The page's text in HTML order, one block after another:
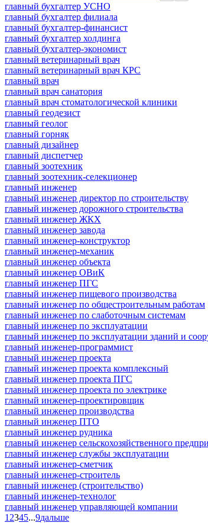
главный бухгалтер УСНО
главный бухгалтер филиала
главный бухгалтер-финансист
главный бухгалтер холдинга
главный бухгалтер-экономист
главный ветеринарный врач
главный ветеринарный врач КРС
главный врач
главный врач санатория
главный врач стоматологической клиники
главный геодезист
главный геолог
главный горняк
главный дизайнер
главный диспетчер
главный зоотехник
главный зоотехник-селекционер
главный инженер
главный инженер директор по строительству
главный инженер дорожного строительства
главный инженер ЖКХ
главный инженер завода
главный инженер-конструктор
главный инженер-механик
главный инженер объекта
главный инженер ОВиК
главный инженер ПГС
главный инженер пищевого производства
главный инженер по общестроительным работам
главный инженер по слаботочным системам
главный инженер по эксплуатации
главный инженер по эксплуатации зданий и
главный инженер-программист
главный инженер проекта
главный инженер проекта комплексный
главный инженер проекта ПГС
главный инженер проекта по электрике
главный инженер-проектировщик
главный инженер производства
главный инженер ПТО
главный инженер рудника
главный инженер сельскохозяйственного
главный инженер службы эксплуатации
главный инженер-сметчик
главный инженер-строитель
главный инженер (строительство)
главный инженер-технолог
главный инженер управляющей компании
1 2345...9дальше